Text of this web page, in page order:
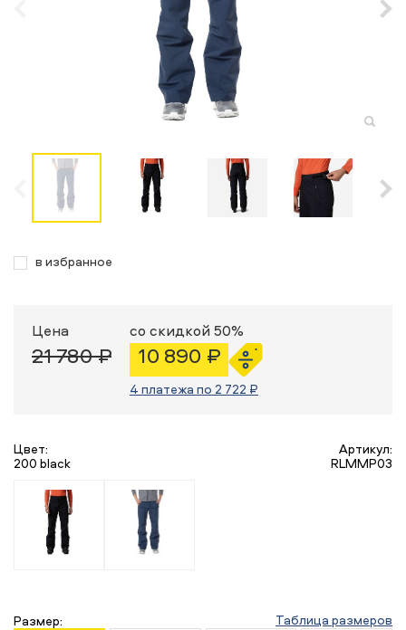
в избранное
Цена
21 780 ₽
со скидкой 50%
10 890 ₽
4 платежа по 2 722 ₽
Цвет:
200 black
Артикул:
RLMMP03
Размер:
Таблица размеров